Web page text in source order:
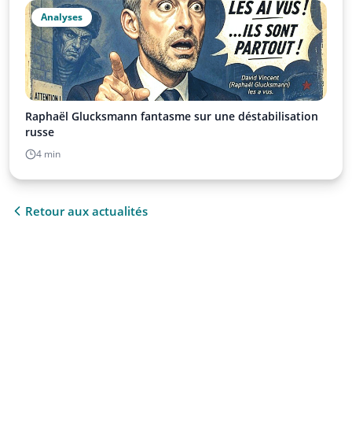
Analyses
Raphaël Glucksmann fantasme sur une déstabilisation
russe
4 min
Retour aux actualités